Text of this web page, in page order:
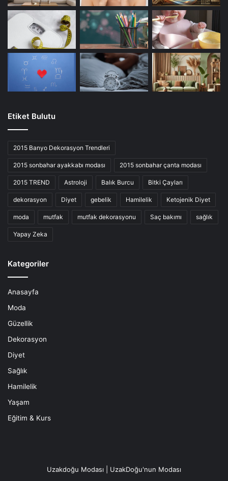
Etiket Bulutu
2015 Banyo Dekorasyon Trendleri
2015 sonbahar ayakkabı modası 2015 sonbahar çanta modası
2015 TREND Astroloji Balık Burcu Bitki Çayları
dekorasyon Diyet gebelik Hamilelik Ketojenik Diyet
moda mutfak mutfak dekorasyonu Saç bakımı sağlık
Yapay Zeka
Kategoriler
Anasayfa
Moda
Güzellik
Dekorasyon
Diyet
Sağlık
Hamilelik
Yaşam
Eğitim & Kurs
Uzakdoğu Modası | UzakDoğu'nun Modası